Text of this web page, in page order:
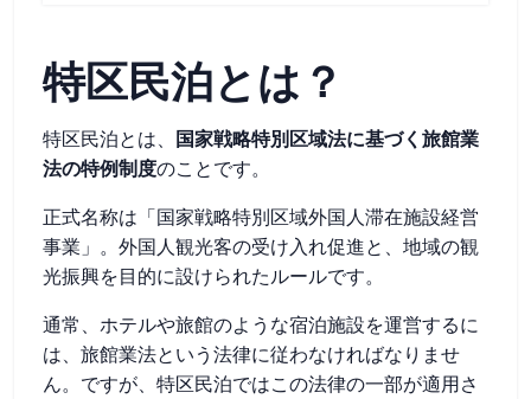
特区民泊とは？
特区民泊とは、
国家戦略特別区域法に基づく旅館業
法の特例制度のことです。
正式名称は「国家戦略特別区域外国人滞在施設経営
事業」。外国人観光客の受け入れ促進と、地域の観
光振興を目的に設けられたルールです。
通常、ホテルや旅館のような宿泊施設を運営するに
は、旅館業法という法律に従わなければなりませ
ん。ですが、特区民泊ではこの法律の一部が適用さ